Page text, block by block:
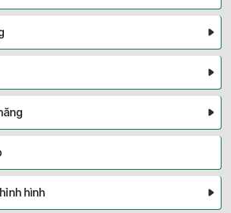
hình